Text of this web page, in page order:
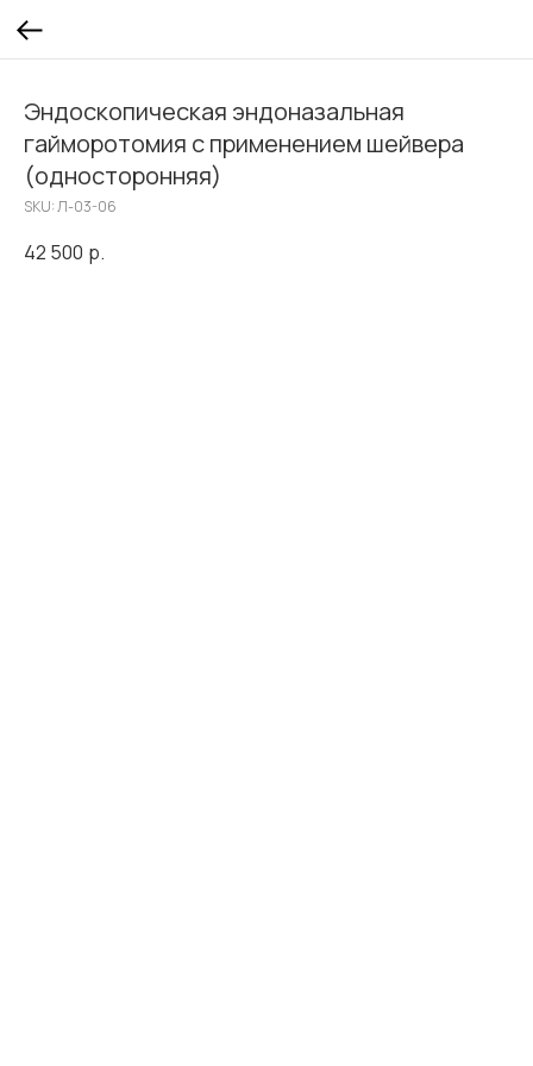
Эндоскопическая эндоназальная
гайморотомия с применением шейвера
(односторонняя)
SKU:Л-03-06
42 500 р.